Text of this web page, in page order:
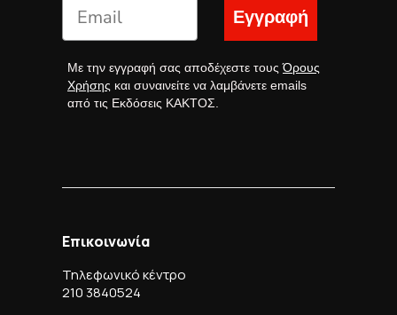
Εγγραφή
Με την εγγραφή σας αποδέχεστε τουςΌρους
Χρήσης και συναινείτε να λαμβάνετε emails
από τις Εκδόσεις ΚΑΚΤΟΣ.
Επικοινωνία
Τηλεφωνικό κέντρο
210 3840524